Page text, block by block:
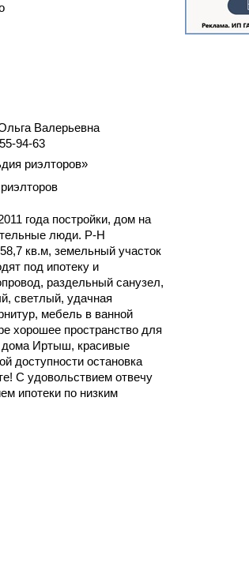
Валерьевна
94-63
риэлторов»
года постройки, дом на
люди. Р-Н
кв.м, земельный участок
под ипотеку и
раздельный санузел,
cветлый, удачная
мебель в ванной
хорошее пространство для
дома Иртыш, красивые
доступности остановка
С удовольствием отвечу
ипотеки по низким